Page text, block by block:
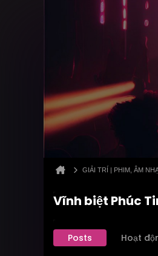
GIẢI TRÍ | PHIM, ÂM
Vĩnh biệt Phúc
Posts Hoạt